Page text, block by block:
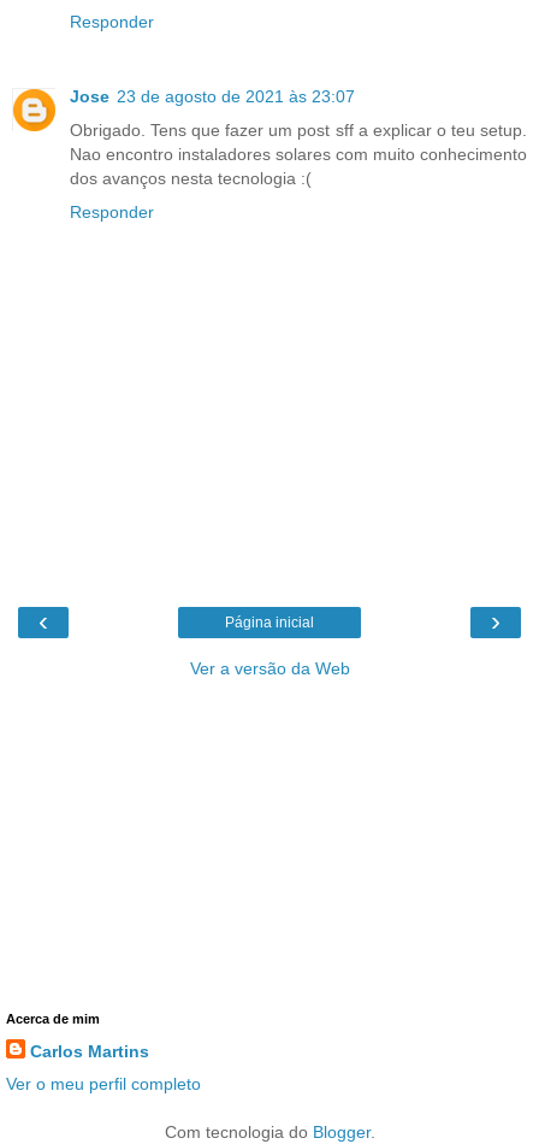
Responder
Jose 23 de agosto de 2021 às 23:07
Obrigado. Tens que fazer um post sff a explicar o teu setup.
Nao encontro instaladores solares com muito conhecimento
dos avanços nesta tecnologia :(
Responder
‹ ›
Página inicial
Ver a versão da Web
Acerca de mim
Carlos Martins
Ver o meu perfil completo
Com tecnologia do Blogger.